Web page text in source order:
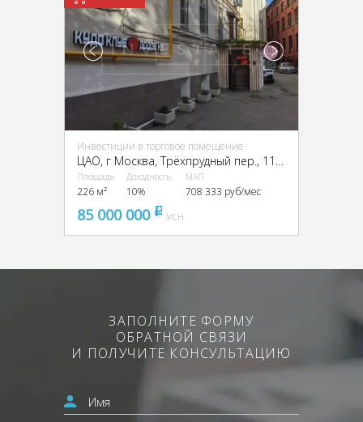
Инвестиции в торговое помещение
ЦАО, г Москва, Трёхпрудный пер., 11/13, стр. 2
Площадь
226 м²
Доходность
10%
МАП
708 333 руб/мес
85 000 000 pуб
УСН
ЗАПОЛНИТЕ ФОРМУ
ОБРАТНОЙ СВЯЗИ
И ПОЛУЧИТЕ КОНСУЛЬТАЦИЮ